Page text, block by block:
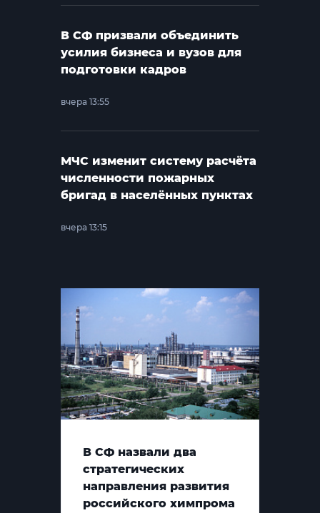
В СФ призвали объединить
усилия бизнеса и вузов для
подготовки кадров
вчера 13:55
МЧС изменит систему расчёта
численности пожарных
бригад в населённых пунктах
вчера 13:15
В СФ назвали два
стратегических
направления развития
российского химпрома